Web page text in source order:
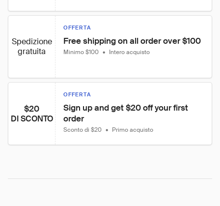
Spedizione
gratuita
OFFERTA
Free shipping on all order over $100
Minimo $100 • Intero acquisto
$20
DI SCONTO
OFFERTA
Sign up and get $20 off your first
order
Sconto di $20 • Primo acquisto